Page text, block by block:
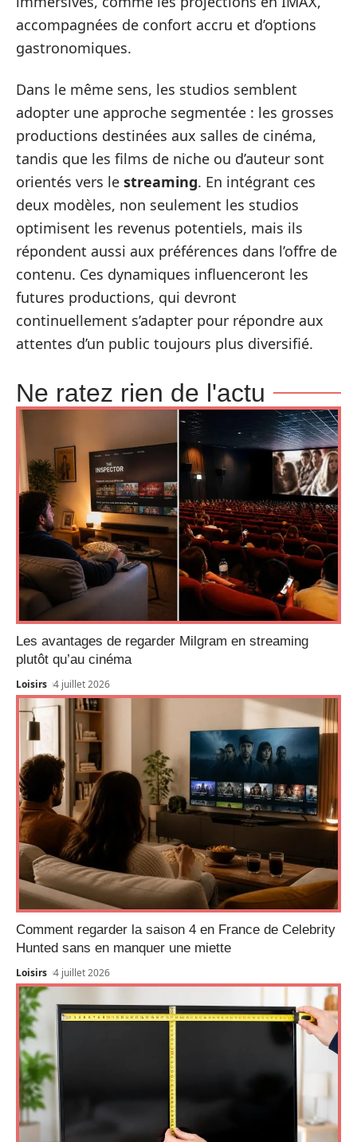
accompagnées de confort accru et d’options
gastronomiques.
Dans le même sens, les studios semblent
adopter une approche segmentée : les grosses
productions destinées aux salles de cinéma,
tandis que les films de niche ou d’auteur sont
orientés vers le streaming. En intégrant ces
deux modèles, non seulement les studios
optimisent les revenus potentiels, mais ils
répondent aussi aux préférences dans l’offre de
contenu. Ces dynamiques influenceront les
futures productions, qui devront
continuellement s’adapter pour répondre aux
attentes d’un public toujours plus diversifié.
Ne ratez rien de l'actu
Les avantages de regarder Milgram en streaming
plutôt qu’au cinéma
Loisirs 4 juillet 2026
Comment regarder la saison 4 en France de Celebrity
Hunted sans en manquer une miette
Loisirs 4 juillet 2026